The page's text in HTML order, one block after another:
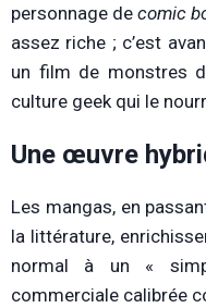
personnage decomic
assez riche ; c’est
un film de monstres
culture geek qui le
Une œuvre
Les mangas, en
la littérature,
normal à un «
commerciale calibrée